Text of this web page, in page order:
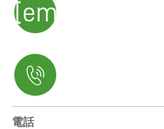
[email
電話